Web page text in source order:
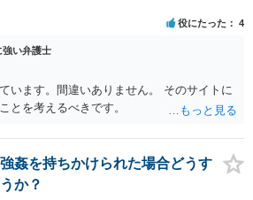
護士に依頼をするというのも一つかと思い
事もなく終結する可能性もあるでしょうか
るところではありますが)。 相手方がある話
解の見通しは何とも言えませんが、弁護士
和解に至れるということもあるでしょう。
役にたった 4
強い弁護士
います。間違いありません。 そのサイトに
とを考えるべきです。
姦を持ちかけられた場合どうす
か？